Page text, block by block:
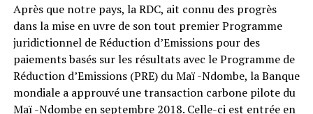
Après que notre pays, la RDC, ait connu des progrès
dans la mise en uvre de son tout premier Programme
juridictionnel de Réduction d’Emissions pour des
paiements basés sur les résultats avec le Programme de
Réduction d’Emissions (PRE) du Maï -Ndombe, la Banque
mondiale a approuvé une transaction carbone pilote du
Maï -Ndombe en septembre 2018. Celle-ci est entrée en